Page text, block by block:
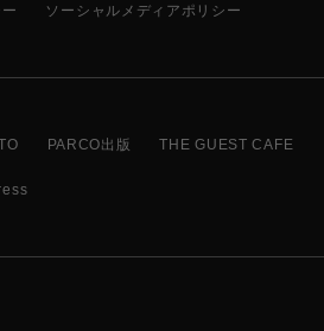
ソーシャルメディアポリシー
PARCO出版 THE GUEST CAFE